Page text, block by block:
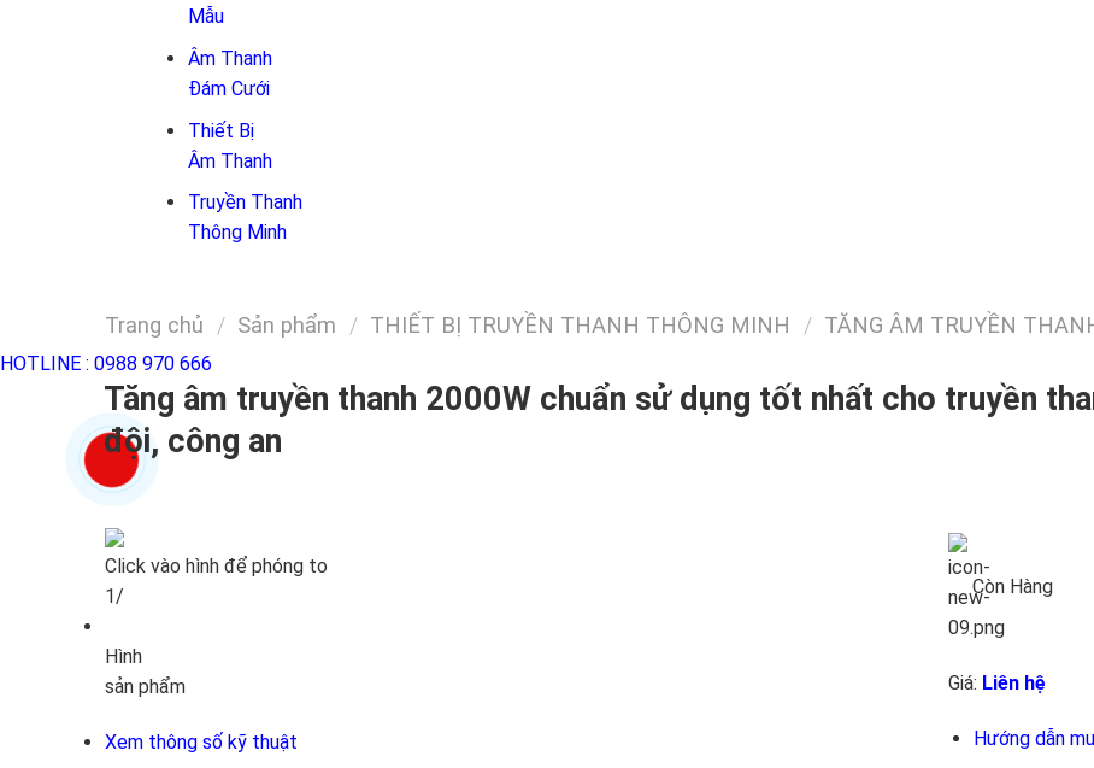
Mẫu
Âm Thanh
Đám Cưới
Thiết Bị
Âm Thanh
Truyền Thanh
Thông Minh
Trang chủ / Sản phẩm / THIẾT BỊ TRUYỀN THANH THÔNG MINH / TĂNG ÂM TRUYỀN
HOTLINE : 0988 970 666
Tăng âm truyền thanh 2000W chuẩn sử dụng tốt nhất cho truyền
đội, công an
Click vào hình để phóng to
1/
Hình
sản phẩm
Xem thông số kỹ thuật
Còn Hàng
Giá: Liên hệ
Hướng dẫn